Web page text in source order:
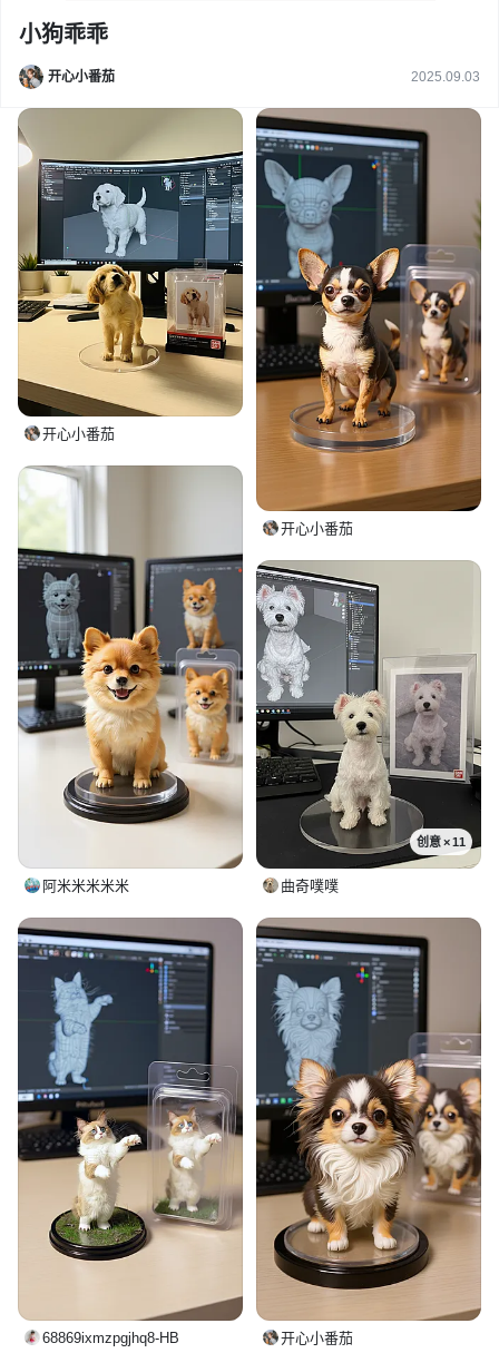
小狗乖乖
开心小番茄 2025.09.03
开心小番茄
开心小番茄
阿米米米米米
创意 × 11
曲奇噗噗
68869ixmzpgjhq8-HB 开心小番茄